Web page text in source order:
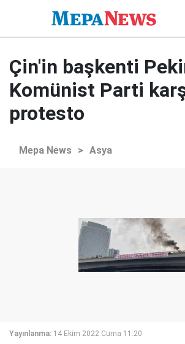
Çin'in başkenti
Komünist Parti
protesto
Mepa News > Asya
Yayınlanma: 14 Ekim 2022 Cuma 11:20